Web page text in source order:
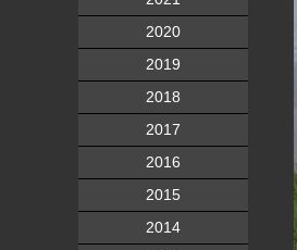
2020
2019
2018
2017
2016
2015
2014